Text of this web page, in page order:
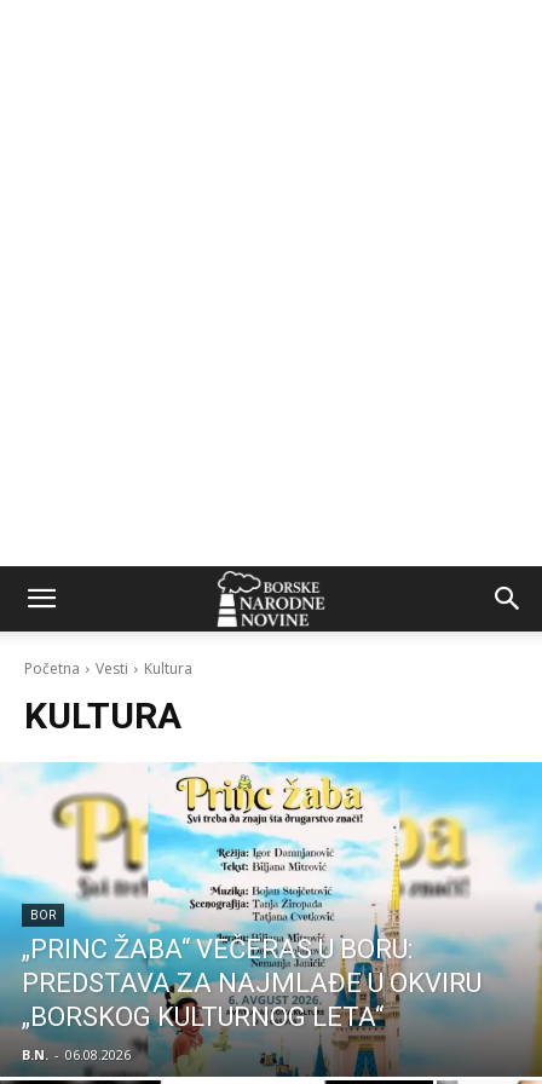
Početna Vesti Kultura
KULTURA
BOR
„PRINC ŽABA“ VEČERAS U BORU:
PREDSTAVA ZA NAJMLAĐE U OKVIRU
„BORSKOG KULTURNOG LETA“
B.N. - 06.08.2026